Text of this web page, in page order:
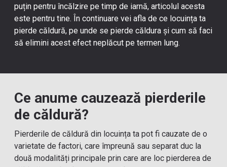
puțin pentru încălzire pe timp de iarnă, articolul acesta
este pentru tine. În continuare vei afla de ce locuința ta
pierde căldură, pe unde se pierde căldura și cum să faci
să elimini acest efect neplăcut pe termen lung.
Ce anume cauzează pierderile
de căldură?
Pierderile de căldură din locuința ta pot fi cauzate de o
varietate de factori, care împreună sau separat duc la
două modalități principale prin care are loc pierderea de